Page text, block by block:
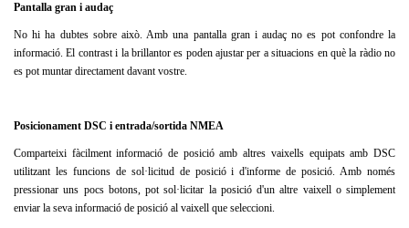
Pantalla gran i audaç
No hi ha dubtes sobre això.Amb una pantalla gran i audaç no es pot confondre la
informació.El contrast i la brillantor es poden ajustar per a situacions en què la ràdio no
es pot muntar directament davant vostre.
Posicionament DSC i entrada/sortida NMEA
Comparteixi fàcilment informació de posició amb altres vaixells equipats amb DSC
utilitzant les funcions de sol·licitud de posició i d'informe de posició.Amb només
pressionar uns pocs botons, pot sol·licitar la posició d'un altre vaixell o simplement
enviar la seva informació de posició al vaixell que seleccioni.